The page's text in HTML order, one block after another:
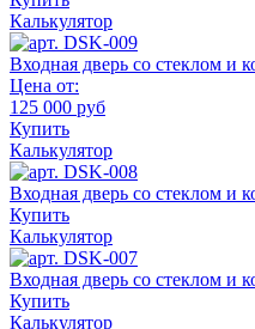
Калькулятор
Входная дверь со стеклом и
Цена от:
125 000 руб
Купить
Калькулятор
Входная дверь со стеклом и
Купить
Калькулятор
Входная дверь со стеклом и
Купить
Калькулятор